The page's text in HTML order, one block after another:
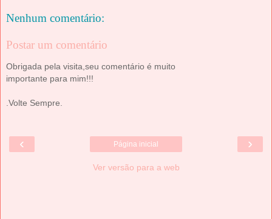
Nenhum comentário:
Postar um comentário
Obrigada pela visita,seu comentário é muito
importante para mim!!!
.Volte Sempre.
‹ ›
Página inicial
Ver versão para a web